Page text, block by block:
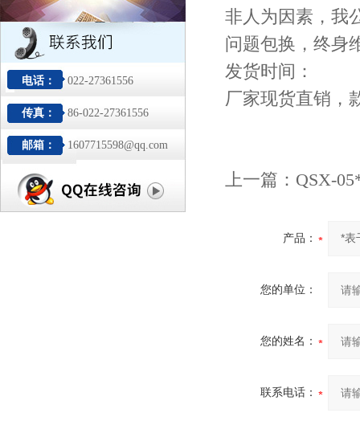
电话： 022-27361556
传真： 86-022-27361556
邮箱： 1607715598@qq.com
非人为因素，我
问题包换，终身
发货时间：
厂家现货直销，
上一篇： QSX-
产品：
您的单位：
您的姓名：
联系电话：